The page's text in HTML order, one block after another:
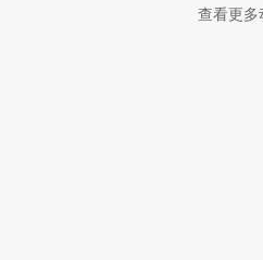
查看更多